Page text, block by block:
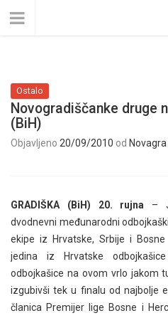
Ostalo
Novogradiščanke druge
(BiH)
Objavljeno 20/09/2010 od Novagra
GRADIŠKA (BiH) 20. rujna –
dvodnevni međunarodni
ekipe iz Hrvatske, Srbije i
jedina iz Hrvatske
odbojkašice na ovom vrlo jakom
izgubivši tek u finalu od najbolje
članica Premijer lige Bosne i